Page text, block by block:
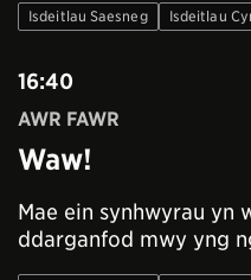
Isdeitlau Saesneg Isdeitlau
16:40
AWR FAWR
Waw!
Mae ein synhwyrau yn
ddarganfod mwy yng